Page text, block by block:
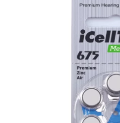
Домашняя медтехника
Экология дома
Товары для красоты и
Товары для врачей и
Уникальные и
Распродажа